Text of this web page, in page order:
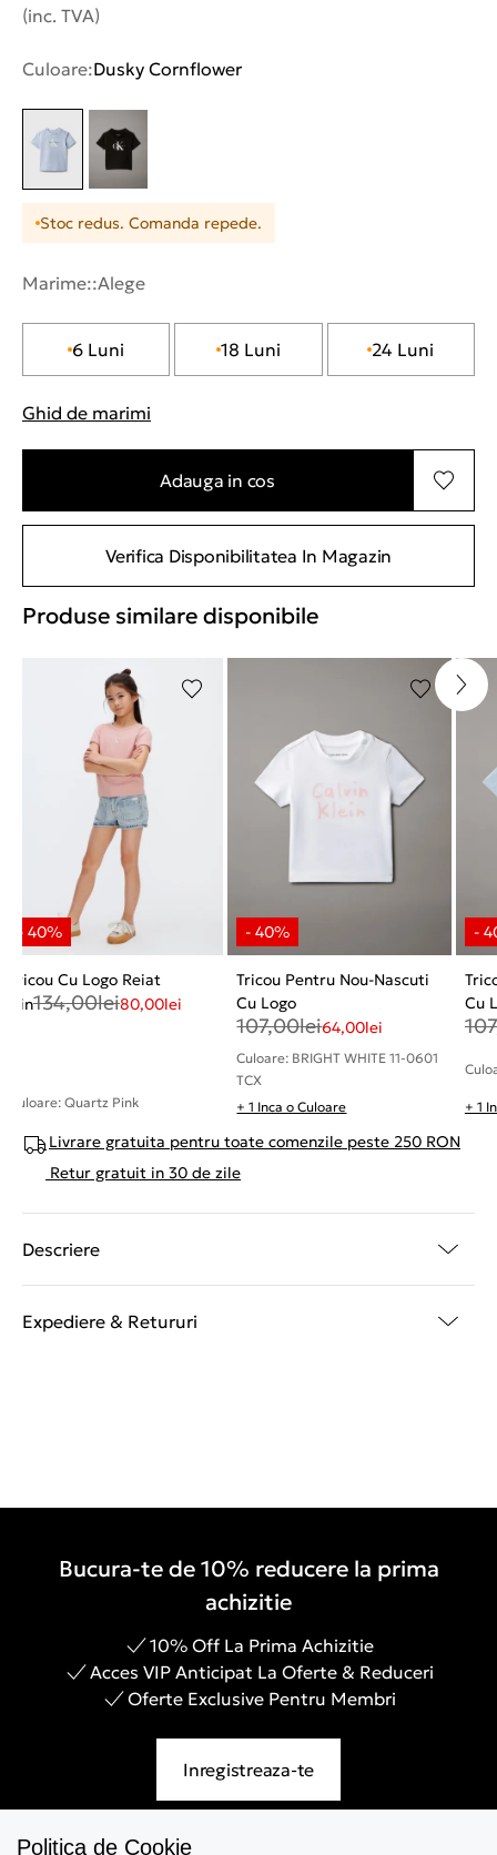
(inc. TVA)
Culoare:Dusky Cornflower
Stoc redus. Comanda repede.
Marime::Alege
6 Luni 18 Luni 24 Luni
Ghid de marimi
Adauga in cos
Verifica Disponibilitatea In Magazin
Produse similare disponibile
Tricou Cu Logo Reiat
Din134,00lei80,00lei
Culoare: Quartz Pink
Tricou Pentru Nou-Nascuti
Cu Logo
107,00lei64,00lei
Culoare: BRIGHT WHITE 11-0601
TCX
+ 1 Inca o Culoare
Cu
+ 1
Livrare gratuita pentru toate comenzile peste 250 RON
Retur gratuit in 30 de zile
Descriere
Expediere & Retururi
Bucura-te de 10% reducere la prima
achizitie
10% Off La Prima Achizitie
Acces VIP Anticipat La Oferte & Reduceri
Oferte Exclusive Pentru Membri
Inregistreaza-te
Politica de Cookie